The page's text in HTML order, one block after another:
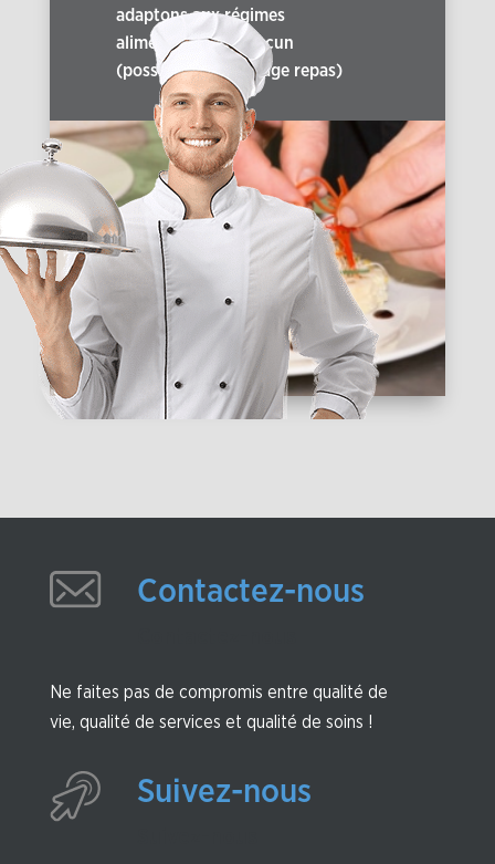
adaptons aux régimes
alimentaires de chacun
(possibilité de portage repas)
Contactez-nous
Ne faites pas de compromis entre qualité de
vie, qualité de services et qualité de soins !
Suivez-nous